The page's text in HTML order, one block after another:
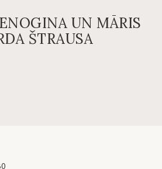
UN MĀRIS
ŠTRAUSA